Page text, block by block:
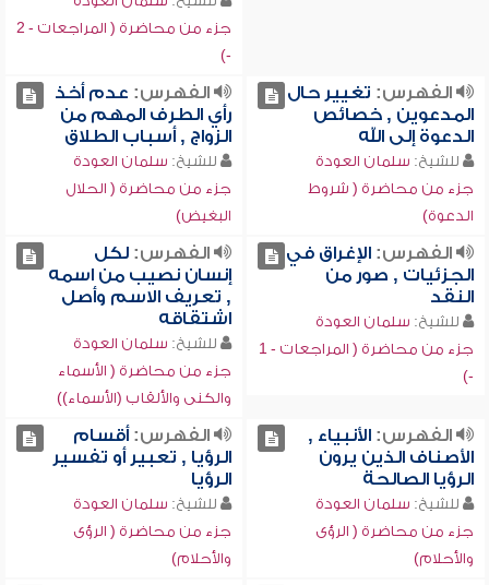
جزء من محاضرة ( المراجعات - 2
-)
الفهرس: تغيير حال
المدعوين , خصائص
الدعوة إلى الله
للشيخ: سلمان العودة
جزء من محاضرة ( شروط
الدعوة)
الفهرس: عدم أخذ
رأي الطرف المهم من
الزواج , أسباب الطلاق
للشيخ: سلمان العودة
جزء من محاضرة ( الحلال
البغيض)
الفهرس:الإغراق في
الجزئيات , صور من
النقد
للشيخ: سلمان العودة
جزء من محاضرة ( المراجعات - 1
-)
الفهرس:لكل
إنسان نصيب من اسمه
, تعريف الاسم وأصل
اشتقاقه
للشيخ: سلمان العودة
جزء من محاضرة ( الأسماء
والكنى والألقاب (الأسماء))
الفهرس:الأنبياء ,
الأصناف الذين يرون
الرؤيا الصالحة
للشيخ: سلمان العودة
جزء من محاضرة ( الرؤى
والأحلام)
الفهرس:أقسام
الرؤيا , تعبير أو تفسير
الرؤيا
للشيخ: سلمان العودة
جزء من محاضرة ( الرؤى
والأحلام)